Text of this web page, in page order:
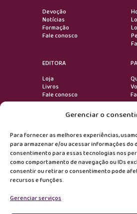
Gerenciar o
Para fornecer as melhores experiências,
para armazenar e/ou acessar informações do
consentimento para essas tecnologias nos
como comportamento de navegação ou IDs
consentir ou retirar o consentimento pode
recursos e funções.
Gerenciar serviços
Devoção
Notícias
Formação
Fale conosco
EDITORA
Loja
Livros
Fale conosco
Devoção